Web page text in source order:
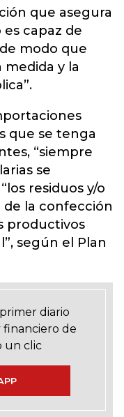
que asegura
capaz de
modo que
y la
que se tenga
“siempre
se
residuos y/o
de la confección
productivos
según el Plan
diario
financiero de
un clic